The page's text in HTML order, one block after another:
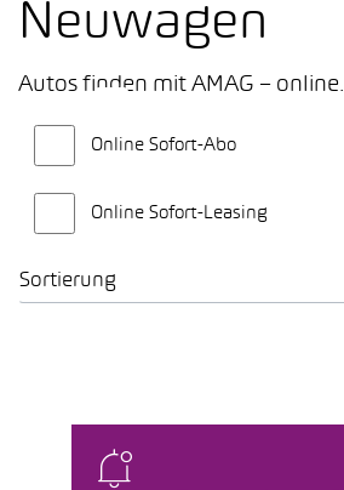
Neuwagen
Autos finden mit AMAG – online.
Online Sofort-Abo
Online Sofort-Leasing
Sortierung